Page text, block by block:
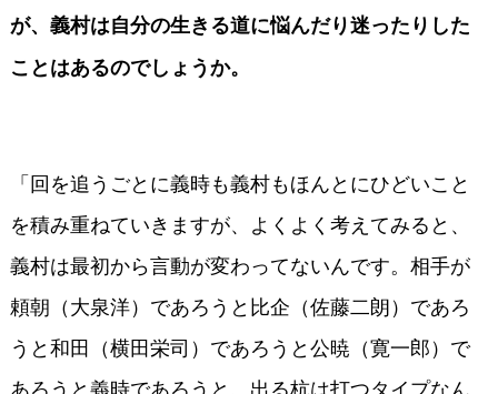
が、義村は自分の生きる道に悩んだり迷ったりした
ことはあるのでしょうか。
「回を追うごとに義時も義村もほんとにひどいこと
を積み重ねていきますが、よくよく考えてみると、
義村は最初から言動が変わってないんです。相手が
頼朝（大泉洋）であろうと比企（佐藤二朗）であろ
うと和田（横田栄司）であろうと公暁（寛一郎）で
あろうと義時であろうと、出る杭は打つタイプなん